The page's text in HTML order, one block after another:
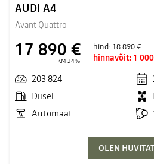
AUDI A4
Avant Quattro
17 890 €
KM 24%
hind: 18 890 €
hinnavõit: 1
203 824
Diisel
Automaat
OLEN